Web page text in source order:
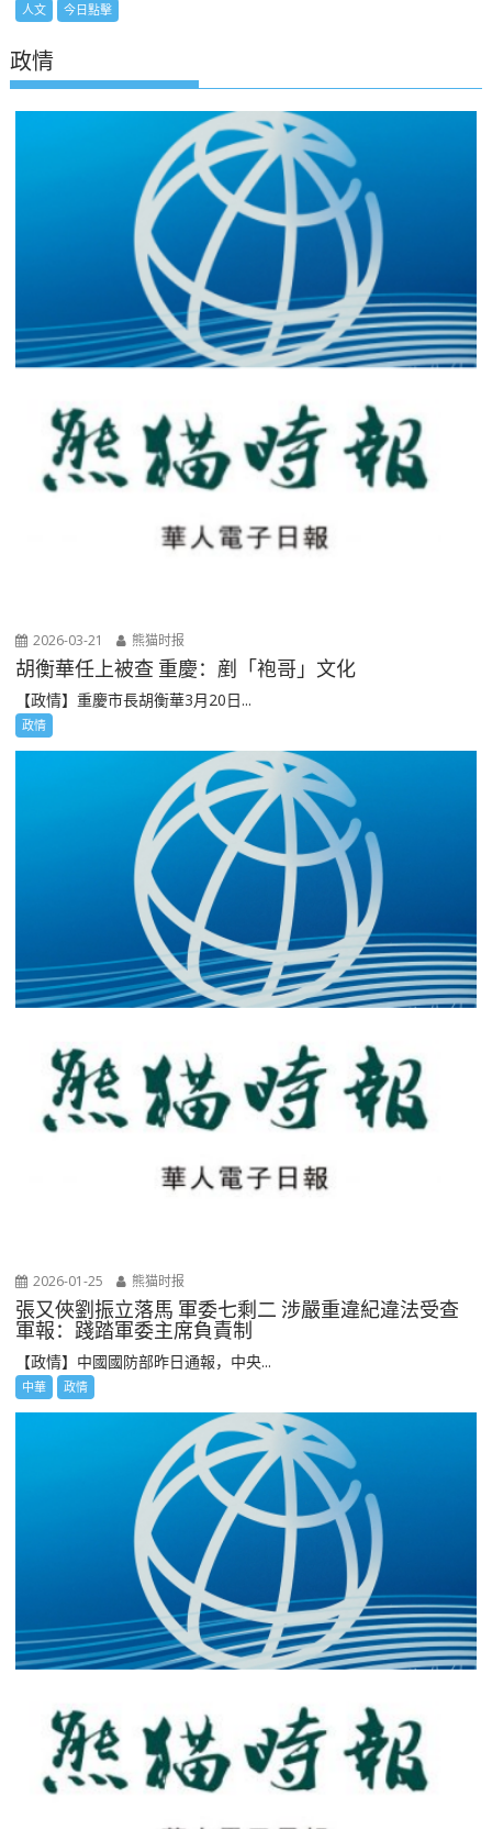
人文 今日點擊
政情
2026-03-21 熊猫时报
胡衡華任上被查 重慶：剷「袍哥」文化
【政情】重慶市長胡衡華3月20日...
政情
2026-01-25 熊猫时报
張又俠劉振立落馬 軍委七剩二 涉嚴重違紀違法受查
軍報：踐踏軍委主席負責制
【政情】中國國防部昨日通報，中央...
中華 政情